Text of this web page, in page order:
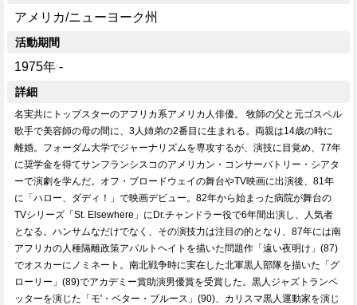
アメリカ/ニューヨーク州
活動期間
1975年 -
詳細
名実共にトップスターのアフリカ系アメリカ人俳優。 牧師の父と元ゴスペル
歌手で美容師の母の間に、3人姉弟の2番目に生まれる。両親は14歳の時に
離婚。フォーダム大学でジャーナリズムを専攻するが、演技に目覚め、77年
に奨学金を得てサンフランシスコのアメリカン・コンサーバトリー・シアタ
ーで演劇を学んだ。オフ・ブロードウェイの舞台やTV映画に出演後、81年
に「ハロー、ダディ！」で映画デビュー。82年から始まった病院が舞台の
TVシリーズ「St. Elsewhere」にDr.チャンドラー役で6年間出演し、人気者
となる。ハンサムなだけでなく、その演技力は注目の的となり、87年には南
アフリカの人種隔離政策アパルトヘイトを描いた問題作「遠い夜明け」(87)
でオスカーにノミネート。南北戦争時に実在した北軍黒人部隊を描いた「グ
ローリー」(89)でアカデミー賞助演男優賞を受賞した。黒人ジャズトランペ
ッターを演じた「モ'・ベター・ブルース」(90)、カリスマ黒人運動家を演じ